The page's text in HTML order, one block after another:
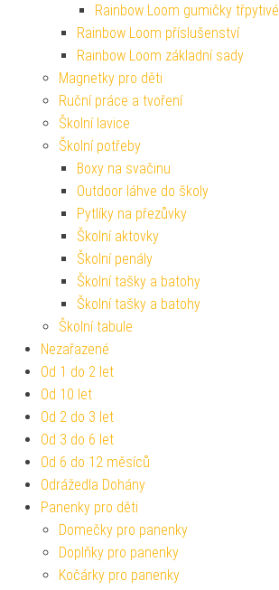
Rainbow Loom gumičky třpytivé
Rainbow Loom příslušenství
Rainbow Loom základní sady
Magnetky pro děti
Ruční práce a tvoření
Školní lavice
Školní potřeby
Boxy na svačinu
Outdoor láhve do školy
Pytlíky na přezůvky
Školní aktovky
Školní penály
Školní tašky a batohy
Školní tašky a batohy
Školní tabule
Nezařazené
Od 1 do 2 let
Od 10 let
Od 2 do 3 let
Od 3 do 6 let
Od 6 do 12 měsíců
Odrážedla Dohány
Panenky pro děti
Domečky pro panenky
Doplňky pro panenky
Kočárky pro panenky